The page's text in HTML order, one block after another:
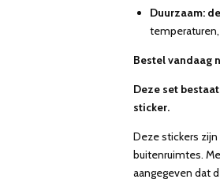
Duurzaam: de
Bestel vandaag
Deze set
sticker.
Deze stickers
buitenruimtes.
aangegeven dat